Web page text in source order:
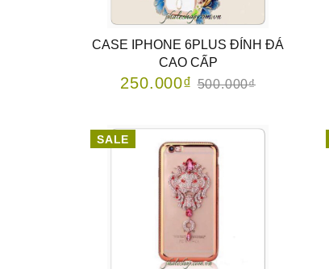
CASE IPHONE 6PLUS ĐÍNH ĐÁ
CAO CẤP
250.000₫500.000₫
SALE